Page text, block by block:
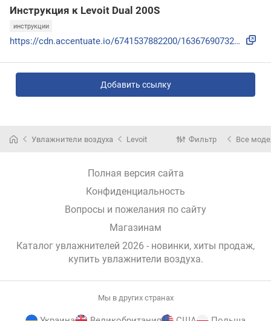
Инструкция к Levoit Dual 200S
инструкции
https://cdn.accentuate.io/6741537882200/1636769073214/02.00...
Добавить ссылку
Увлажнители воздуха Levoit Фильтр Все
Полная версия сайта
Конфиденциальность
Вопросы и пожелания по сайту
Магазинам
Каталог увлажнителей 2026 - новинки, хиты продаж,
купить увлажнители воздуха.
Мы в других странах